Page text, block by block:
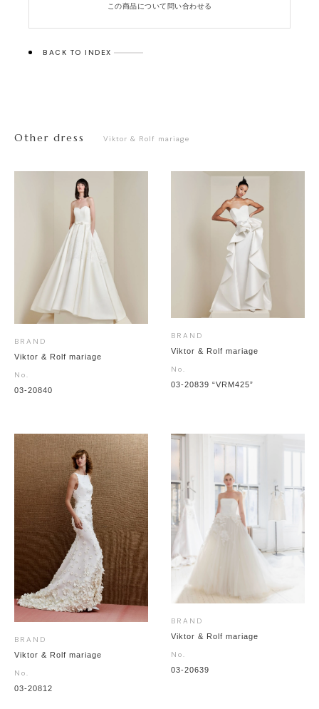
この商品について問い合わせる
BACK TO INDEX
Other dress Viktor & Rolf mariage
BRAND
Viktor & Rolf mariage
No.
03-20840
BRAND
Viktor & Rolf mariage
No.
03-20839 “VRM425”
BRAND
Viktor & Rolf mariage
No.
03-20812
BRAND
Viktor & Rolf mariage
No.
03-20639